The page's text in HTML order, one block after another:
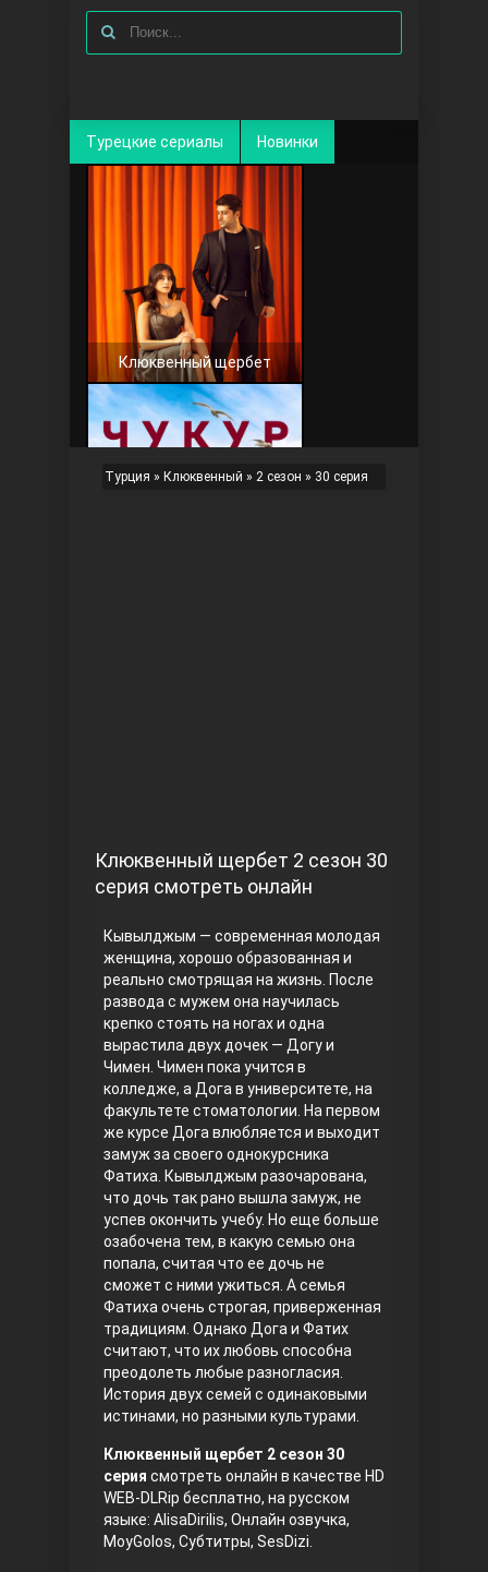
Турецкие сериалы Новинки
Клюквенный щербет
Правосyдие
Любовь напрокат
Воскресший Эртугрул
Турция » Клюквенный » 2 сезон » 30 серия
Клюквенный щербет 2 сезон 30
серия смотреть онлайн
Кывылджым — современная молодая
женщина, хорошо образованная и
реально смотрящая на жизнь. После
развода с мужем она научилась
крепко стоять на ногах и одна
вырастила двух дочек — Догу и
Чимен. Чимен пока учится в
колледже, а Дога в университете, на
факультете стоматологии. На первом
же курсе Дога влюбляется и выходит
замуж за своего однокурсника
Фатиха. Кывылджым разочарована,
что дочь так рано вышла замуж, не
успев окончить учебу. Но еще больше
озабочена тем, в какую семью она
попала, считая что ее дочь не
сможет с ними ужиться. А семья
Фатиха очень строгая, приверженная
традициям. Однако Дога и Фатих
считают, что их любовь способна
преодолеть любые разногласия.
История двух семей с одинаковыми
истинами, но разными культурами.
Клюквенный щербет 2 сезон 30
серия смотреть онлайн в качестве HD
WEB-DLRip бесплатно, на русском
языке: AlisaDirilis, Онлайн озвучка,
MoyGolos, Субтитры, SesDizi.